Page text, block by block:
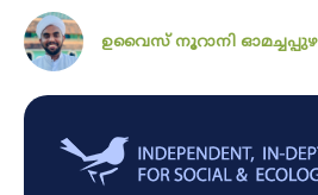
ഉവൈസ് നൂറാനി ഓമച്ചപ്പുഴ